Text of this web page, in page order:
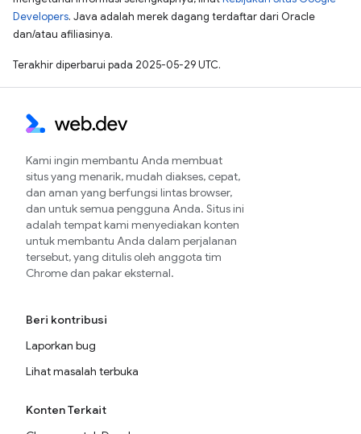
Developers. Java adalah merek dagang terdaftar dari Oracle
dan/atau afiliasinya.
Terakhir diperbarui pada 2025-05-29 UTC.
Kami ingin membantu Anda membuat
situs yang menarik, mudah diakses, cepat,
dan aman yang berfungsi lintas browser,
dan untuk semua pengguna Anda. Situs ini
adalah tempat kami menyediakan konten
untuk membantu Anda dalam perjalanan
tersebut, yang ditulis oleh anggota tim
Chrome dan pakar eksternal.
Beri kontribusi
Laporkan bug
Lihat masalah terbuka
Konten Terkait